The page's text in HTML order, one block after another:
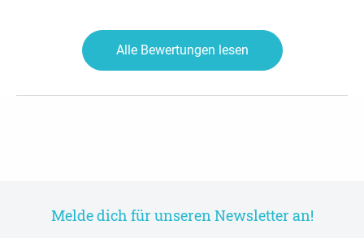
Alle Bewertungen lesen
Melde dich für unseren Newsletter an!